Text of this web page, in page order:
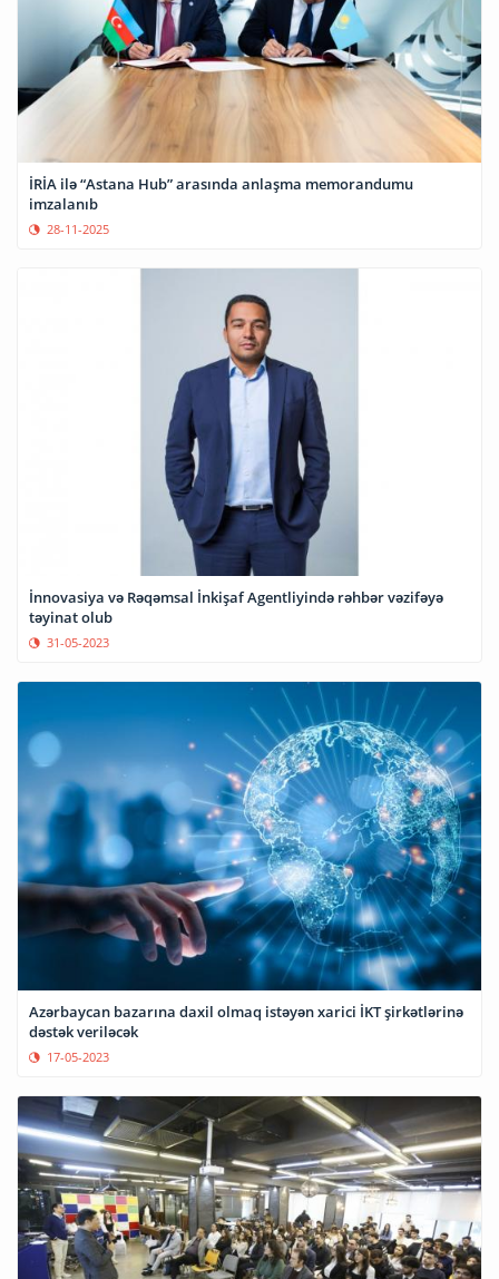
İRİA ilə “Astana Hub” arasında anlaşma memorandumu
imzalanıb
28-11-2025
İnnovasiya və Rəqəmsal İnkişaf Agentliyində rəhbər vəzifəyə
təyinat olub
31-05-2023
Azərbaycan bazarına daxil olmaq istəyən xarici İKT şirkətlərinə
dəstək veriləcək
17-05-2023